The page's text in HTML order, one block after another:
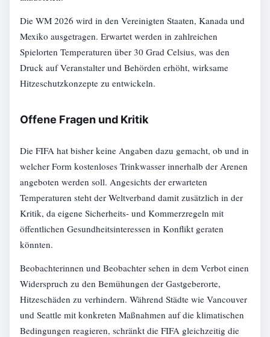
Die WM 2026 wird in den Vereinigten Staaten, Kanada und
Mexiko ausgetragen. Erwartet werden in zahlreichen
Spielorten Temperaturen über 30 Grad Celsius, was den
Druck auf Veranstalter und Behörden erhöht, wirksame
Hitzeschutzkonzepte zu entwickeln.
Offene Fragen und Kritik
Die FIFA hat bisher keine Angaben dazu gemacht, ob und in
welcher Form kostenloses Trinkwasser innerhalb der Arenen
angeboten werden soll. Angesichts der erwarteten
Temperaturen steht der Weltverband damit zusätzlich in der
Kritik, da eigene Sicherheits- und Kommerzregeln mit
öffentlichen Gesundheitsinteressen in Konflikt geraten
könnten.
Beobachterinnen und Beobachter sehen in dem Verbot einen
Widerspruch zu den Bemühungen der Gastgeberorte,
Hitzeschäden zu verhindern. Während Städte wie Vancouver
und Seattle mit konkreten Maßnahmen auf die klimatischen
Bedingungen reagieren, schränkt die FIFA gleichzeitig die